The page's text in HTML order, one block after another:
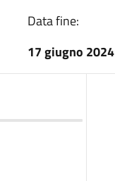
Data fine:
17 giugno 2024